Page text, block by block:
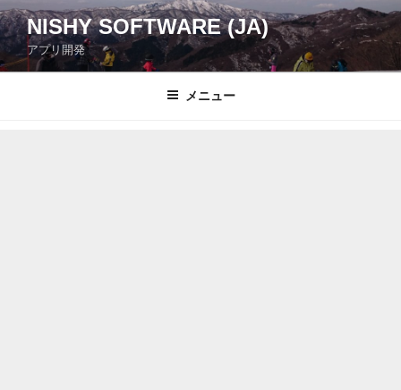
コ
ン
テ
ン
NISHY SOFTWARE (JA)
アプリ開発
メニュー